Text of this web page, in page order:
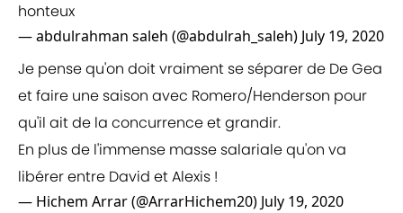
honteux
— abdulrahman saleh (@abdulrah_saleh) July 19, 2020
Je pense qu'on doit vraiment se séparer de De Gea
et faire une saison avec Romero/Henderson pour
qu'il ait de la concurrence et grandir.
En plus de l'immense masse salariale qu'on va
libérer entre David et Alexis !
— Hichem Arrar (@ArrarHichem20) July 19, 2020